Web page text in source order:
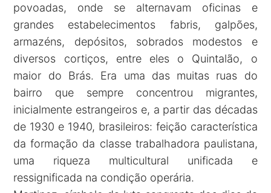
povoadas, onde se alternavam oficinas e
grandes estabelecimentos fabris, galpões,
armazéns, depósitos, sobrados modestos e
diversos cortiços, entre eles o Quintalão, o
maior do Brás. Era uma das muitas ruas do
bairro que sempre concentrou migrantes,
inicialmente estrangeiros e, a partir das décadas
de 1930 e 1940, brasileiros: feição característica
da formação da classe trabalhadora paulistana,
uma riqueza multicultural unificada e
ressignificada na condição operária.